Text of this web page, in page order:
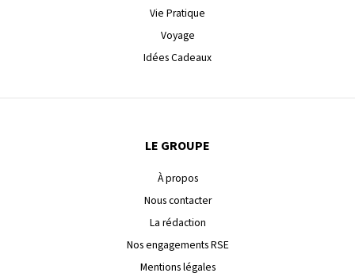
Vie Pratique
Voyage
Idées Cadeaux
LE GROUPE
À propos
Nous contacter
La rédaction
Nos engagements RSE
Mentions légales